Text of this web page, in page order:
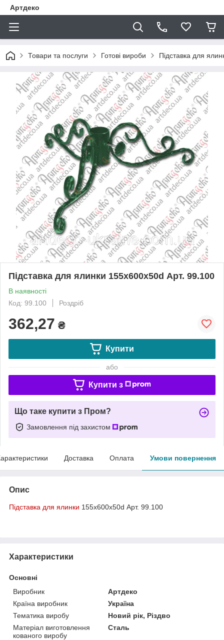
Артдеко
Товари та послуги Готові вироби Підставка для
Підставка для ялинки 155х600х50d Арт. 99.100
В наявності
Код: 99.100
Роздріб
362,27 ₴
Купити
або
Купити з
Що таке купити з Пром?
Замовлення під захистом
Доставка Оплата Умови повернення
Опис
Підставка для ялинки 155х600х50d Арт. 99.100
Характеристики
Основні
Виробник
Артдеко
Країна виробник
Україна
Тематика виробу
Новий рік, Різдво
Матеріал виготовлення
кованого виробу
Сталь